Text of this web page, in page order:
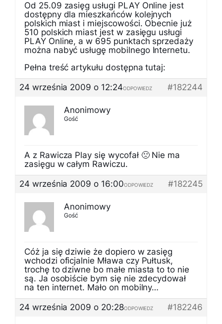
Od 25.09 zasięg usługi PLAY Online jest
dostępny dla mieszkańców kolejnych
polskich miast i miejscowości. Obecnie już
510 polskich miast jest w zasięgu usługi
PLAY Online, a w 695 punktach sprzedaży
można nabyć usługę mobilnego Internetu.
Pełna treść artykułu dostępna tutaj:
24 września 2009 o 12:24
#182244
ODPOWIEDZ
Anonimowy
Gość
A z Rawicza Play się wycofał 🙁 Nie ma
zasięgu w całym Rawiczu.
24 września 2009 o 16:00
#182245
ODPOWIEDZ
Anonimowy
Gość
Cóż ja się dziwie że dopiero w zasięg
wchodzi oficjalnie Mława czy Pułtusk,
trochę to dziwne bo małe miasta to to nie
są. Ja osobiście bym się nie zdecydował
na ten internet. Mało on mobilny…
24 września 2009 o 20:28
#182246
ODPOWIEDZ